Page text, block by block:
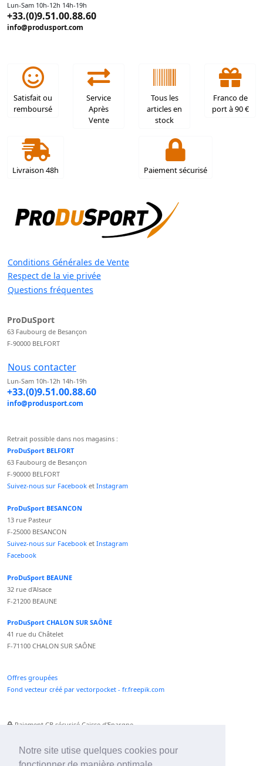
Notre site utise quelques cookies pour
Lun-Sam 10h-12h 14h-19h
+33.(0)9.51.00.88.60
info@produsport.com
Satisfait ou
remboursé
Service
Après
Vente
Tous les
articles en
stock
Franco de
port à 90 €
Livraison 48h Paiement sécurisé
Conditions Générales de Vente
Respect de la vie privée
Questions fréquentes
ProDuSport
63 Faubourg de Besançon
F-90000 BELFORT
Nous contacter
Lun-Sam 10h-12h 14h-19h
+33.(0)9.51.00.88.60
info@produsport.com
Retrait possible dans nos magasins :
ProDuSport BELFORT
63 Faubourg de Besançon
F-90000 BELFORT
Suivez-nous sur Facebook et Instagram
ProDuSport BESANCON
13 rue Pasteur
F-25000 BESANCON
Suivez-nous sur Facebook et Instagram
Facebook
ProDuSport BEAUNE
32 rue d'Alsace
F-21200 BEAUNE
ProDuSport CHALON SUR SAÔNE
41 rue du Châtelet
F-71100 CHALON SUR SAÔNE
Offres groupées
Fond vecteur créé par vectorpocket - fr.freepik.com
Paiement CB sécurisé Caisse d'Epargne
Paiement Paypal accepté